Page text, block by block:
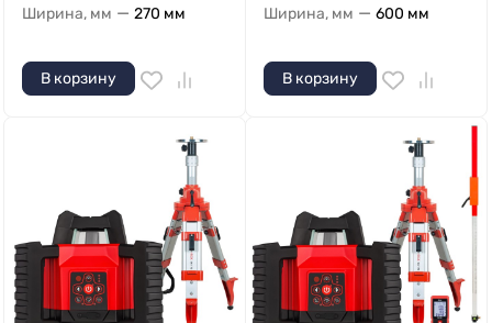
Ширина, мм — 270 мм
В корзину
Ширина, мм — 600 мм
В корзину